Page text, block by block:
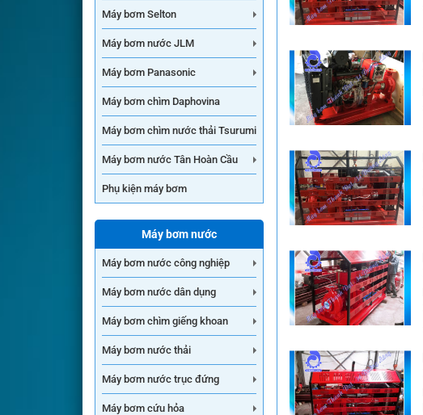
Máy bơm Selton
Máy bơm nước JLM
Máy bơm Panasonic
Máy bơm chìm Daphovina
Máy bơm chìm nước thải Tsurumi
Máy bơm nước Tân Hoàn Cầu
Phụ kiện máy bơm
Máy bơm nước
Máy bơm nước công nghiệp
Máy bơm nước dân dụng
Máy bơm chìm giếng khoan
Máy bơm nước thải
Máy bơm nước trục đứng
Máy bơm cứu hỏa